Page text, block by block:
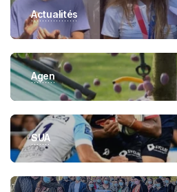
Actualités
Agen
SUA